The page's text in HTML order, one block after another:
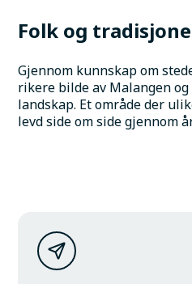
Folk og
Gjennom kunnskap om
rikere bilde av Malangen
landskap. Et område der
levd side om side gjennom